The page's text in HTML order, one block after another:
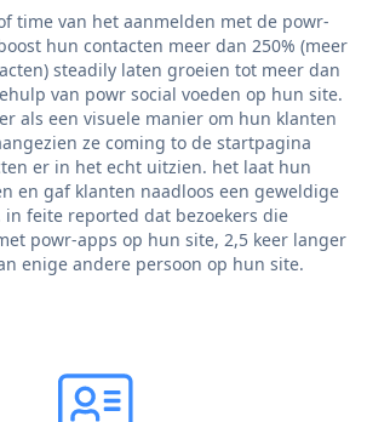
time van het aanmelden met de powr-
hun contacten meer dan 250% (meer
steadily laten groeien tot meer dan
van powr social voeden op hun site.
als een visuele manier om hun klanten
ze coming to de startpagina
er in het echt uitzien. het laat hun
en gaf klanten naadloos een geweldige
feite reported dat bezoekers die
powr-apps op hun site, 2,5 keer langer
enige andere persoon op hun site.